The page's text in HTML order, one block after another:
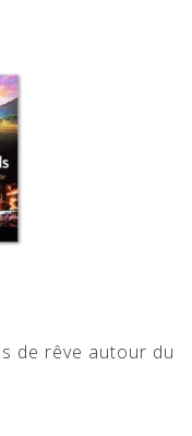
de rêve autour du